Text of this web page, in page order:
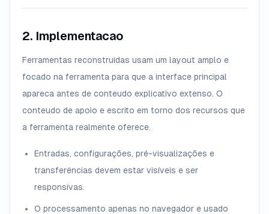
2. Implementacao
Ferramentas reconstruidas usam um layout amplo e
focado na ferramenta para que a interface principal
apareca antes de conteudo explicativo extenso. O
conteudo de apoio e escrito em torno dos recursos que
a ferramenta realmente oferece.
Entradas, configurações, pré-visualizações e
transferências devem estar visíveis e ser
responsivas.
O processamento apenas no navegador e usado